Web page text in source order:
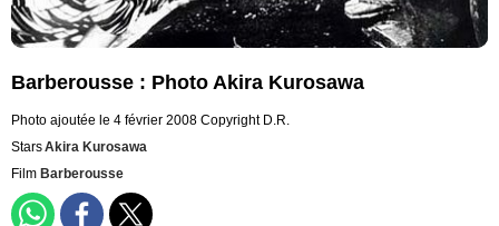
Barberousse : Photo Akira Kurosawa
Photo ajoutée le 4 février 2008 Copyright D.R.
StarsAkira Kurosawa
Film Barberousse